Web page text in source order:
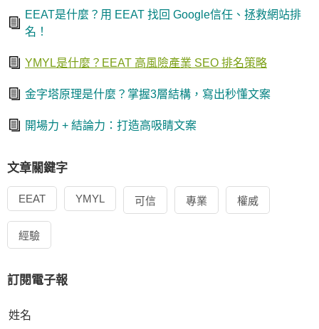
EEAT是什麼？用 EEAT 找回 Google信任、拯救網站排
名！
YMYL是什麼？EEAT 高風險產業 SEO 排名策略
金字塔原理是什麼？掌握3層結構，寫出秒懂文案
開場力 + 結論力：打造高吸睛文案
文章關鍵字
EEAT YMYL 可信 專業 權威
經驗
訂閱電子報
姓名